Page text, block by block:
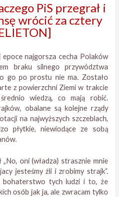
PiS przegrał i
wrócić za cztery
najgorsza cecha Polaków
braku silnego przywództwa
go po prostu nie ma. Zostało
z powierzchni Ziemi w trakcie
wiedzą, co mają robić.
obalane są kolejne rządy
na najwyższych szczeblach,
płytkie, niewiodące ze sobą
oni (władza) strasznie mnie
jesteśmy źli i zrobimy strajk”.
tych ludzi i to, że
osób jak ja, ale zwracam tylko